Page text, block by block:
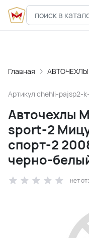
Главная АВТОЧЕХЛЫ
Артикул chehli-pajsp2-
Авточехлы
sport-2
спорт-2
черно-
нет